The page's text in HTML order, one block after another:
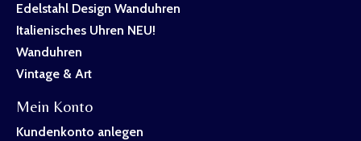
Edelstahl Design Wanduhren
Italienisches Uhren NEU!
Wanduhren
Vintage & Art
Mein Konto
Kundenkonto anlegen